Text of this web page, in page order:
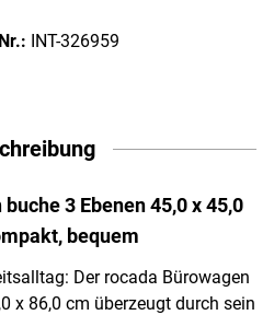
INT-326959
3 Ebenen 45,0 x 45,0
bequem
Der rocada Bürowagen
x 86,0 cm überzeugt durch sein